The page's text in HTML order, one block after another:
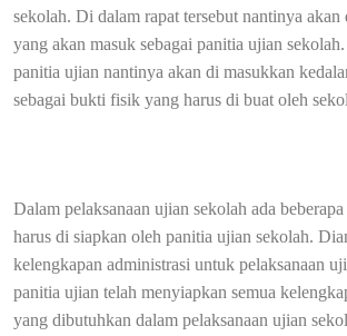
sekolah. Di dalam rapat tersebut nantinya
yang akan masuk sebagai panitia ujian
panitia ujian nantinya akan di masukkan
sebagai bukti fisik yang harus di buat oleh
Dalam pelaksanaan ujian sekolah ada
harus di siapkan oleh panitia ujian sekolah.
kelengkapan administrasi untuk pelaksanaan
panitia ujian telah menyiapkan semua
yang dibutuhkan dalam pelaksanaan ujian